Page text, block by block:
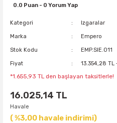
0.0 Puan - 0 Yorum Yap
Kategori Izgaralar
Marka Empero
Stok Kodu EMP.SIE.011
Fiyat 13.354,28 TL
*1.655,93 TL den başlayan taksitlerle!
16.025,14 TL
Havale
( %3,00 havale indirimi)